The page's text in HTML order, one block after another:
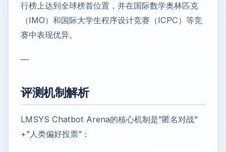
行榜上达到全球榜首位置，并在国际数学奥林匹克
（IMO）和国际大学生程序设计竞赛（ICPC）等竞
赛中表现优异。
—
评测机制解析
LMSYS Chatbot Arena的核心机制是”匿名对战”
+”人类偏好投票”：